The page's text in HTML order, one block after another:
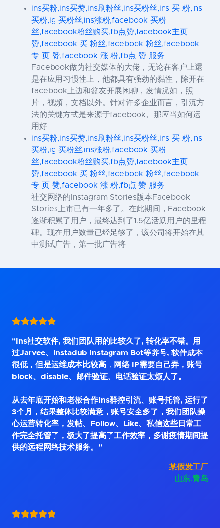
ins买粉,ins买赞,ins刷粉丝,ins买粉丝,ins 买 粉,ins
买粉,ig 买粉丝,ins涨粉,facebook 买粉
丝,facebook粉丝购买,fb点赞,facebook主页
赞,facebook 买 粉丝,facebook 粉丝,facebook
专 页 赞,facebook 涨 粉,fb点 赞 服务
Facebook做为社交媒体的大佬，无论在客户上還
是在应用习惯性上，他都具有强劲的黏性，除开在
facebook上边和盆友开展闲聊，发情况如，照
片，视頻，文档以外。针对许多企业而言，引流方
法的关键方式是来源于facebook。那应当如何运
用好
ins买粉,ins买赞,ins刷粉丝,ins买粉丝,ins 买 粉,ins
买粉,ig 买粉丝,ins涨粉,facebook 买粉
丝,facebook粉丝购买,fb点赞,facebook主页
赞,facebook 买 粉丝,facebook 粉丝,facebook
专 页 赞,facebook 涨 粉,fb点 赞 服务
社交网络的Instagram Stories版本Facebook
Stories上市已有一年多了。在此期间，Facebook
逐渐积累了用户，最终达到了1.5亿活跃用户的里程
碑。现在用户数量已经足够了，该公司将开始在其
中测试广告，第一批广告将
"Ins社交软件, 我们团队用的比较久了, 转化率不错。用
过Jarvee、Instadub Instagram Bot等养号, 软件成本
很低，但是运维成本比较高，网络 IP需要自己弄，账号
block、disable、邮件验证、电话验证太烦人了。
从去年底开始和老板合作Ins群控引流、账号托管, 运行了
3个月，结果整体比较满意，账号安全多了，我们团队操
心运营转化率，发帖、Follow、Like、私信这些日常工
作完全托管了，极大了提高了工作效率，多谢疫情期间提
供的远程网络技术服务。"
某假发工厂
山东.青岛